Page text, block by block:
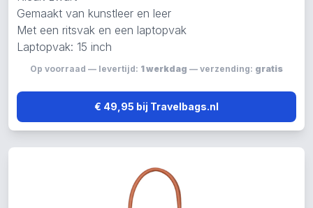
Gemaakt van kunstleer en leer
Met een ritsvak en een laptopvak
Laptopvak: 15 inch
Op voorraad — levertijd: 1 werkdag — verzending: gratis
€ 49,95 bij Travelbags.nl